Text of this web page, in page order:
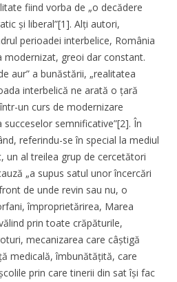
fiind vorba de „o decădere
și liberal”[1]. Alți autori,
perioadei interbelice, România
modernizat, greoi dar constant.
aur” a bunăstării, „realitatea
interbelică ne arată o țară
un curs de modernizare
semnificative”[2]. În
referindu-se în special la mediul
un al treilea grup de cercetători
„a supus satul unor încercări
de unde revin sau nu, o
împroprietărirea, Marea
prin toate crăpăturile,
mecanizarea care câștigă
medicală, îmbunătățită, care
prin care tinerii din sat își fac